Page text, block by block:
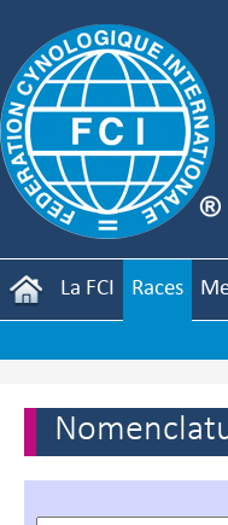
La FCI Races